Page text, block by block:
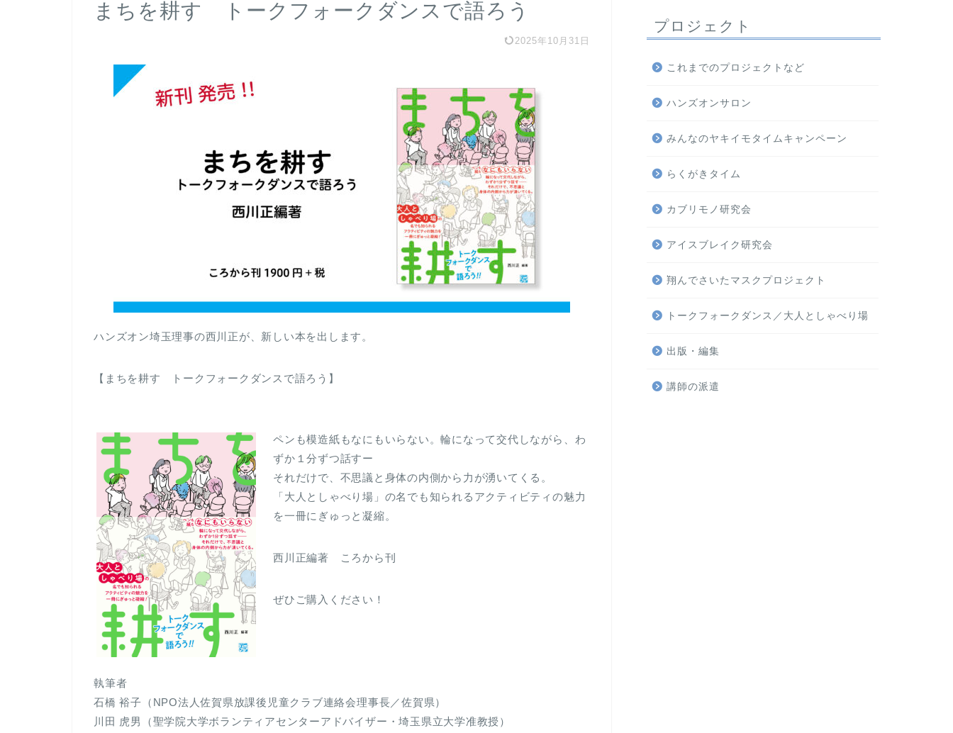
まちを耕す トークフォークダンスで語ろう
2025年10月31日
ハンズオン埼玉理事の西川正が、新しい本を出します。
【まちを耕す トークフォークダンスで語ろう】
ペンも模造紙もなにもいらない。輪になって交代しながら、わ
ずか１分ずつ話すー
それだけで、不思議と身体の内側から力が湧いてくる。
「大人としゃべり場」の名でも知られるアクティビティの魅力
を一冊にぎゅっと凝縮。
西川正編著 ころから刊
ぜひご購入ください！
執筆者
石橋 裕子（NPO法人佐賀県放課後児童クラブ連絡会理事長／佐賀県）
川田 虎男（聖学院大学ボランティアセンターアドバイザー・埼玉県立大学准教授）
プロジェクト
これまでのプロジェクトなど
ハンズオンサロン
みんなのヤキイモタイムキャンペーン
らくがきタイム
カブリモノ研究会
アイスブレイク研究会
翔んでさいたマスクプロジェクト
トークフォークダンス／大人としゃべり場
出版・編集
講師の派遣